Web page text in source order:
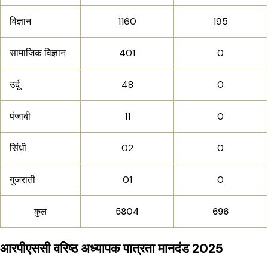
विज्ञान 1160 195
सामाजिक विज्ञान 401 0
उर्दू 48 0
पंजाबी 11 0
सिंधी 02 0
गुजराती 01 0
कुल 5804 696
आरपीएससी वरिष्ठ अध्यापक पात्रता मानदंड 2025